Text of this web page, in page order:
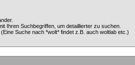
Ihren Suchbegriffen, um detaillierter zu suchen.
Suche nach *wolt* findet z.B. auch woltlab etc.)